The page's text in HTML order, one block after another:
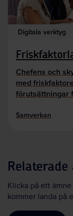
Digitala verktyg
Chefens och
med
förutsättningar
Samverkan
Relaterade
Klicka på ett
kommer landa på